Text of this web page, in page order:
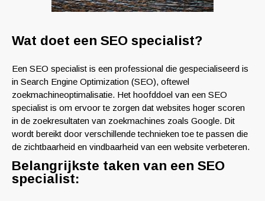
Wat doet een SEO specialist?
Een SEO specialist is een professional die gespecialiseerd is
in Search Engine Optimization (SEO), oftewel
zoekmachineoptimalisatie. Het hoofddoel van een SEO
specialist is om ervoor te zorgen dat websites hoger scoren
in de zoekresultaten van zoekmachines zoals Google. Dit
wordt bereikt door verschillende technieken toe te passen die
de zichtbaarheid en vindbaarheid van een website verbeteren.
Belangrijkste taken van een SEO
specialist: